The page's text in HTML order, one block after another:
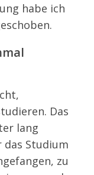
habe ich
Das
lang
Studium
zu